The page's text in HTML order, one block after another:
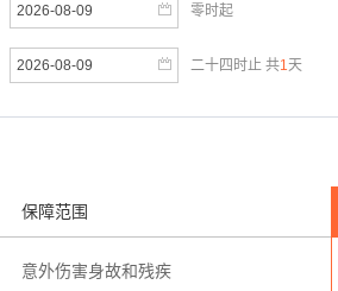
零时起
二十四时止 共1天
保障范围
意外伤害身故和残疾